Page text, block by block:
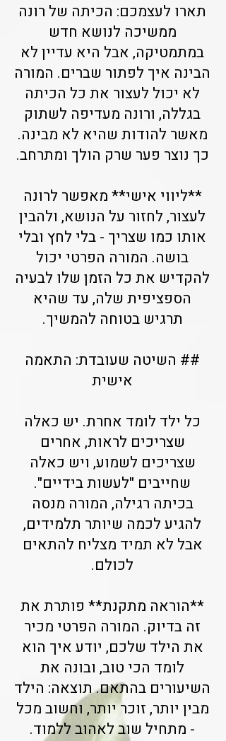
תארו לעצמכם: הכיתה של רונה
ממשיכה לנושא חדש
במתמטיקה, אבל היא עדיין לא
הבינה איך לפתור שברים. המורה
לא יכול לעצור את כל הכיתה
בגללה, ורונה מעדיפה לשתוק
מאשר להודות שהיא לא מבינה.
כך נוצר פער שרק הולך ומתרחב.
**ליווי אישי** מאפשר לרונה
לעצור, לחזור על הנושא, ולהבין
אותו כמו שצריך - בלי לחץ ובלי
בושה. המורה הפרטי יכול
להקדיש את כל הזמן שלו לבעיה
הספציפית שלה, עד שהיא
תרגיש בטוחה להמשיך.
## השיטה שעובדת: התאמה
אישית
כל ילד לומד אחרת. יש כאלה
שצריכים לראות, אחרים
שצריכים לשמוע, ויש כאלה
שחייבים "לעשות בידיים".
בכיתה רגילה, המורה מנסה
להגיע לכמה שיותר תלמידים,
אבל לא תמיד מצליח להתאים
לכולם.
**הוראה מתקנת** פותרת את
זה בדיוק. המורה הפרטי מכיר
את הילד שלכם, יודע איך הוא
לומד הכי טוב, ובונה את
השיעורים בהתאם. תוצאה: הילד
מבין יותר, זוכר יותר, וחשוב מכל
- מתחיל שוב לאהוב ללמוד.